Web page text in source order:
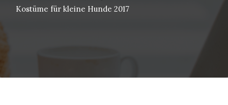
Kostüme für kleine Hunde 2017